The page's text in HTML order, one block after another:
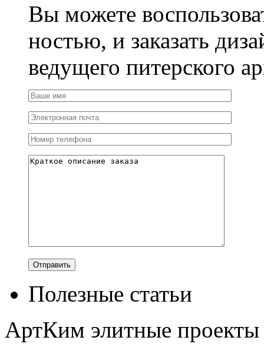
Вы можете
ностью, и заказать
ведущего питерского
Полезные статьи
АртКим элитные